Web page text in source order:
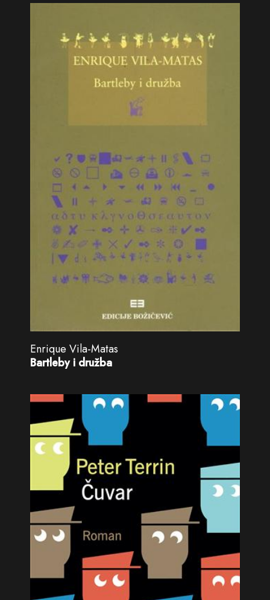
Enrique Vila-Matas
Bartleby i družba